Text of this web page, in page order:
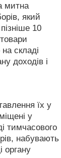
митна
який
10
складі
доходів і
їх у
у
тимчасового
набувають
органу